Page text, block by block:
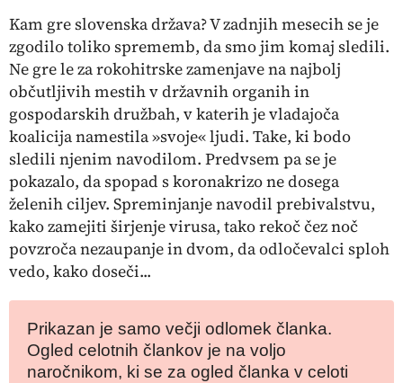
Kam gre slovenska država? V zadnjih mesecih se je
zgodilo toliko sprememb, da smo jim komaj sledili.
Ne gre le za rokohitrske zamenjave na najbolj
občutljivih mestih v državnih organih in
gospodarskih družbah, v katerih je vladajoča
koalicija namestila »svoje« ljudi. Take, ki bodo
sledili njenim navodilom. Predvsem pa se je
pokazalo, da spopad s koronakrizo ne dosega
želenih ciljev. Spreminjanje navodil prebivalstvu,
kako zamejiti širjenje virusa, tako rekoč čez noč
povzroča nezaupanje in dvom, da odločevalci sploh
vedo, kako doseči...
Prikazan je samo večji odlomek članka.
Ogled celotnih člankov je na voljo
naročnikom, ki se za ogled članka v celoti